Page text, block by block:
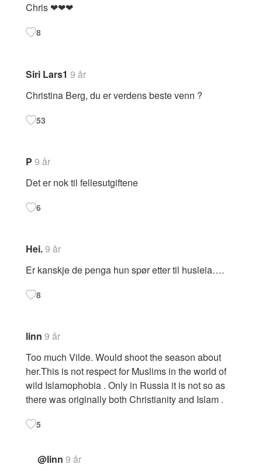
Chris ❤❤❤
8
Siri Lars1 9 år
Christina Berg, du er verdens beste venn ?
53
P 9 år
Det er nok til fellesutgiftene
6
Hei.9 år
Er kanskje de penga hun spør etter til husleia….
8
linn 9 år
Too much Vilde. Would shoot the season about
her.This is not respect for Muslims in the world of
wild Islamophobia . Only in Russia it is not so as
there was originally both Christianity and Islam .
5
@linn 9 år